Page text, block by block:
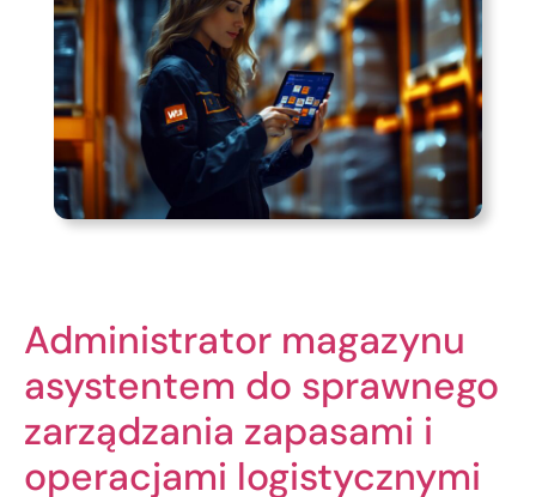
Administrator magazynu
asystentem do sprawnego
zarządzania zapasami i
operacjami logistycznymi